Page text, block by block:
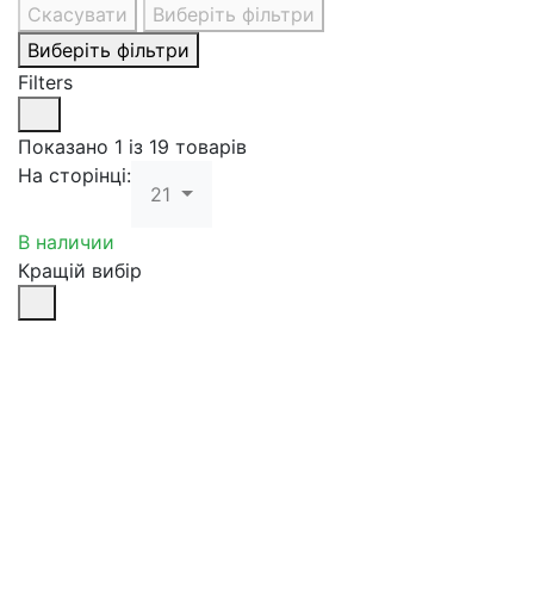
Скасувати
Виберіть фільтри
Виберіть фільтри
Filters
Показано 1 із 19 товарів
На сторінці:
21
В наличии
Кращій вибір